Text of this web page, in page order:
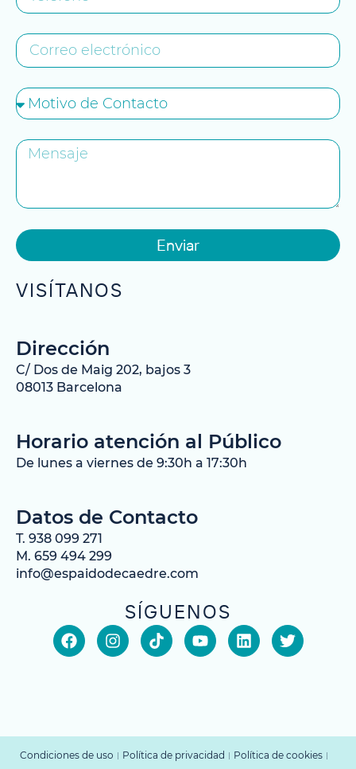
Enviar
VISÍTANOS
Dirección
C/ Dos de Maig 202, bajos 3
08013 Barcelona
Horario atención al Público
De lunes a viernes de 9:30h a 17:30h
Datos de Contacto
T. 938 099 271
M. 659 494 299
info@espaidodecaedre.com
SÍGUENOS
Condiciones de uso Política de privacidad Política de cookies